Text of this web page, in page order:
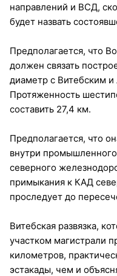
направлений и ВСД,
будет назвать
Предполагается, что
должен связать
диаметр с Витебским
Протяженность
составить 27,4 км.
Предполагается, что
внутри
северного
примыкания к КАД
проследует до
Витебская развязка,
участком магистрали
километров,
эстакады, чем и